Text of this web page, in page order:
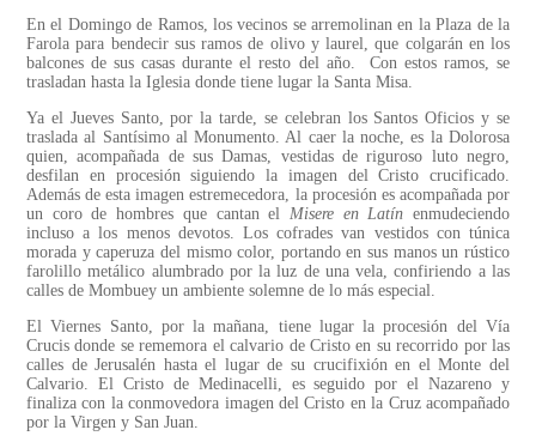
En el Domingo de Ramos, los vecinos se arremolinan en la Plaza de la
Farola para bendecir sus ramos de olivo y laurel, que colgarán en los
balcones de sus casas durante el resto del año. Con estos ramos, se
trasladan hasta la Iglesia donde tiene lugar la Santa Misa.
Ya el Jueves Santo, por la tarde, se celebran los Santos Oficios y se
traslada al Santísimo al Monumento. Al caer la noche, es la Dolorosa
quien, acompañada de sus Damas, vestidas de riguroso luto negro,
desfilan en procesión siguiendo la imagen del Cristo crucificado.
Además de esta imagen estremecedora, la procesión es acompañada por
un coro de hombres que cantan el Misere en Latín enmudeciendo
incluso a los menos devotos. Los cofrades van vestidos con túnica
morada y caperuza del mismo color, portando en sus manos un rústico
farolillo metálico alumbrado por la luz de una vela, confiriendo a las
calles de Mombuey un ambiente solemne de lo más especial.
El Viernes Santo, por la mañana, tiene lugar la procesión del Vía
Crucis donde se rememora el calvario de Cristo en su recorrido por las
calles de Jerusalén hasta el lugar de su crucifixión en el Monte del
Calvario. El Cristo de Medinacelli, es seguido por el Nazareno y
finaliza con la conmovedora imagen del Cristo en la Cruz acompañado
por la Virgen y San Juan.